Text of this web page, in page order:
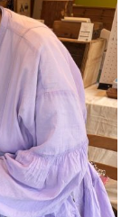
飛びだせば、今まで
変わってきたなー」